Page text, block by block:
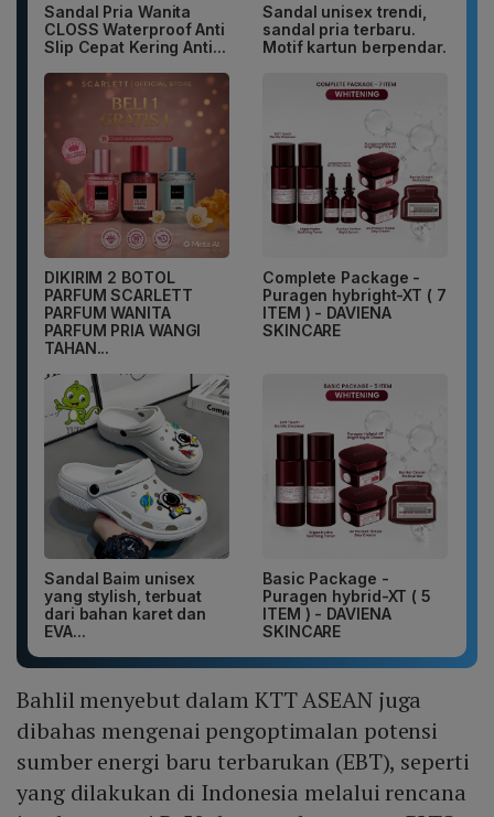
Sandal Pria Wanita
CLOSS Waterproof Anti
Slip Cepat Kering Anti...
Sandal unisex trendi,
sandal pria terbaru.
Motif kartun berpendar.
DIKIRIM 2 BOTOL
PARFUM SCARLETT
PARFUM WANITA
PARFUM PRIA WANGI
TAHAN...
Complete Package -
Puragen hybright-XT ( 7
ITEM ) - DAVIENA
SKINCARE
Sandal Baim unisex
yang stylish, terbuat
dari bahan karet dan
EVA...
Basic Package -
Puragen hybrid-XT ( 5
ITEM ) - DAVIENA
SKINCARE
Bahlil menyebut dalam KTT ASEAN juga
dibahas mengenai pengoptimalan potensi
sumber energi baru terbarukan (EBT), seperti
yang dilakukan di Indonesia melalui rencana